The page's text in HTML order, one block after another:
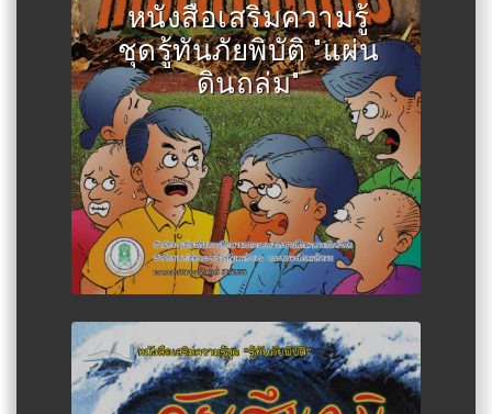
หนังสือเสริมความรู้
ชุดรู้ทันภัยพิบัติ "แผ่น
ดินถล่ม"
ศึกษานอกระบบและการศึกษาตาม
อัธยาศัย